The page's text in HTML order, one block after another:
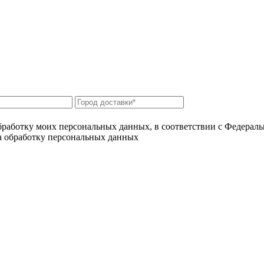
моих персональных данных, в соответствии с
персональных данных